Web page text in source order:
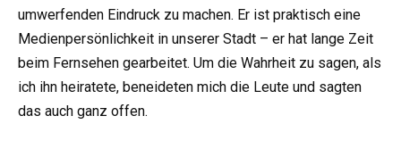
umwerfenden Eindruck zu machen. Er ist praktisch eine
Medienpersönlichkeit in unserer Stadt – er hat lange Zeit
beim Fernsehen gearbeitet. Um die Wahrheit zu sagen, als
ich ihn heiratete, beneideten mich die Leute und sagten
das auch ganz offen.